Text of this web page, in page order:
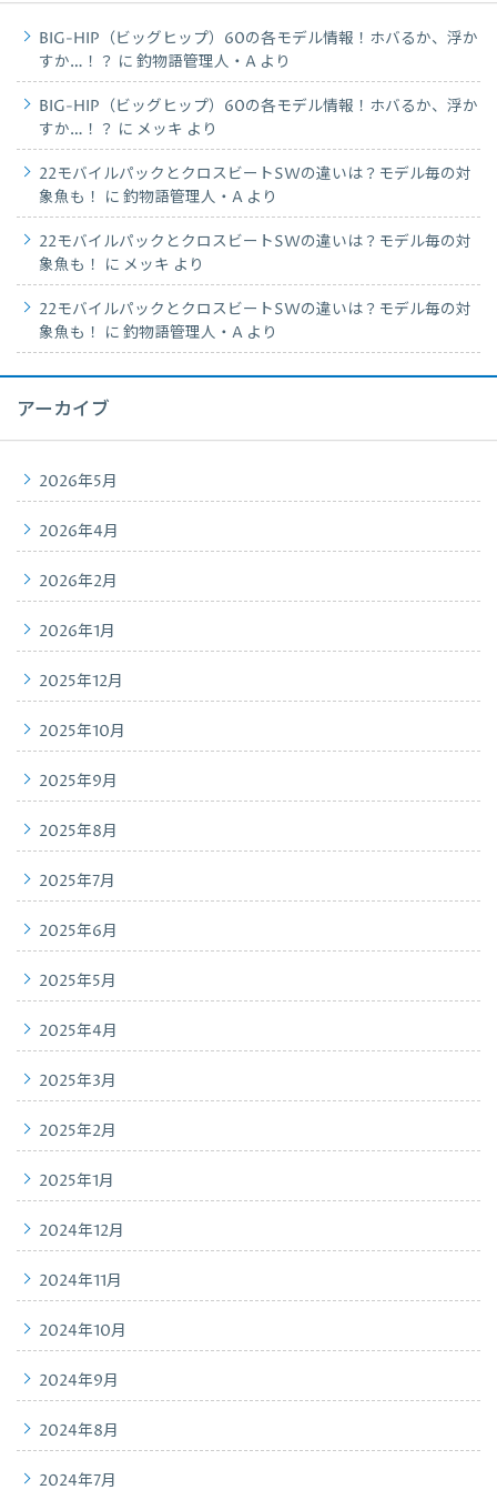
BIG-HIP（ビッグヒップ）60の各モデル情報！ホバるか、浮か
すか…！？ に 釣物語管理人・A より
BIG-HIP（ビッグヒップ）60の各モデル情報！ホバるか、浮か
すか…！？ に メッキ より
22モバイルパックとクロスビートSWの違いは？モデル毎の対
象魚も！
に 釣物語管理人・A より
22モバイルパックとクロスビートSWの違いは？モデル毎の対
象魚も！
に メッキ より
22モバイルパックとクロスビートSWの違いは？モデル毎の対
象魚も！
に 釣物語管理人・A より
アーカイブ
2026年5月
2026年4月
2026年2月
2026年1月
2025年12月
2025年10月
2025年9月
2025年8月
2025年7月
2025年6月
2025年5月
2025年4月
2025年3月
2025年2月
2025年1月
2024年12月
2024年11月
2024年10月
2024年9月
2024年8月
2024年7月